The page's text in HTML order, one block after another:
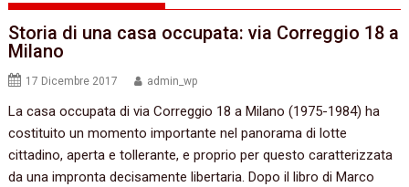
Storia di una casa occupata: via Correggio 18 a
Milano
17 Dicembre 2017 admin_wp
La casa occupata di via Correggio 18 a Milano (1975-1984) ha
costituito un momento importante nel panorama di lotte
cittadino, aperta e tollerante, e proprio per questo caratterizzata
da una impronta decisamente libertaria. Dopo il libro di Marco